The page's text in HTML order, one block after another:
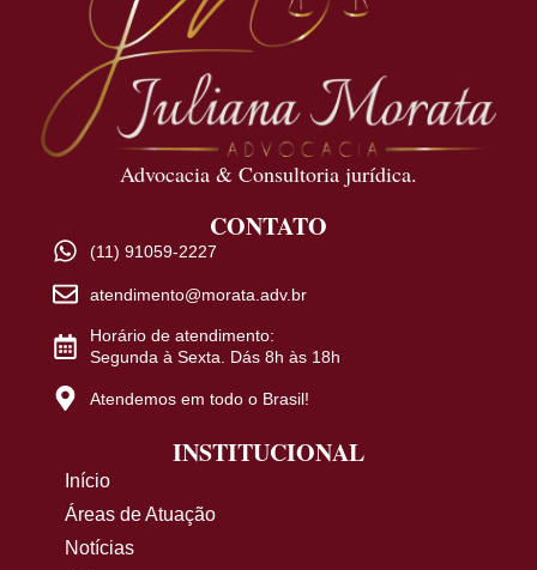
Advocacia & Consultoria jurídica.
CONTATO
(11) 91059-2227
atendimento@morata.adv.br
Horário de atendimento:
Segunda à Sexta. Dás 8h às 18h
Atendemos em todo o Brasil!
INSTITUCIONAL
Início
Áreas de Atuação
Notícias